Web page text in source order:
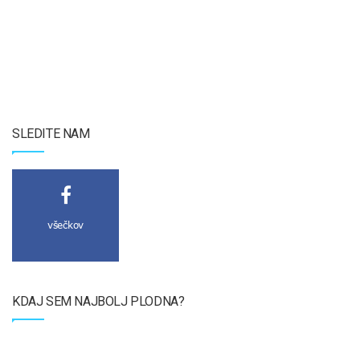
SLEDITE NAM
všečkov
KDAJ SEM NAJBOLJ PLODNA?